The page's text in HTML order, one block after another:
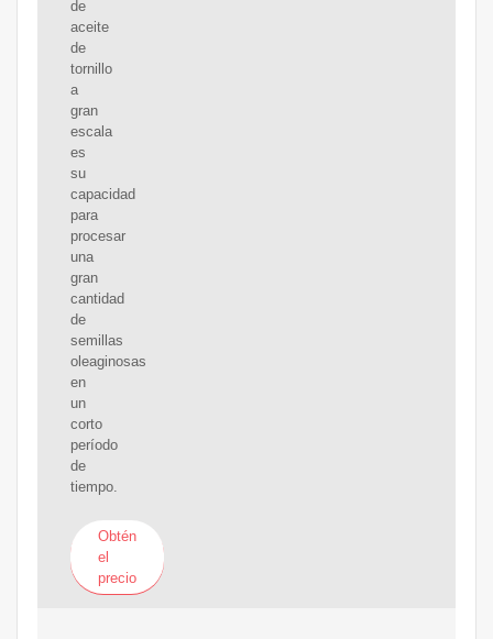
de
aceite
de
tornillo
a
gran
escala
es
su
capacidad
para
procesar
una
gran
cantidad
de
semillas
oleaginosas
en
un
corto
período
de
tiempo.
Obtén
el
precio